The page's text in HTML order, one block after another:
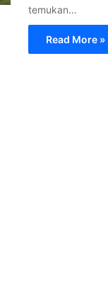
temukan…
Read More »